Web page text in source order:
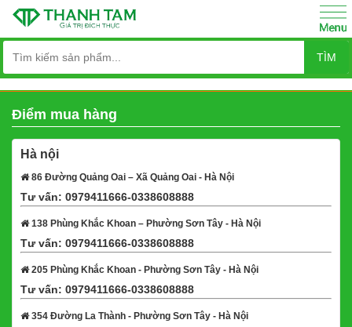
TÌM
Điểm mua hàng
Hà nội
86 Đường Quảng Oai – Xã Quảng Oai - Hà Nội
Tư vấn: 0979411666-0338608888
138 Phùng Khắc Khoan – Phường Sơn Tây - Hà Nội
Tư vấn: 0979411666-0338608888
205 Phùng Khắc Khoan - Phường Sơn Tây - Hà Nội
Tư vấn: 0979411666-0338608888
354 Đường La Thành - Phường Sơn Tây - Hà Nội